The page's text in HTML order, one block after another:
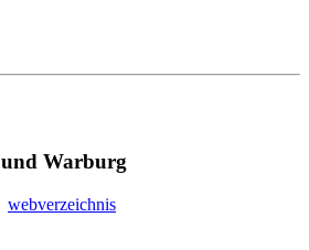
und Warburg
webverzeichnis